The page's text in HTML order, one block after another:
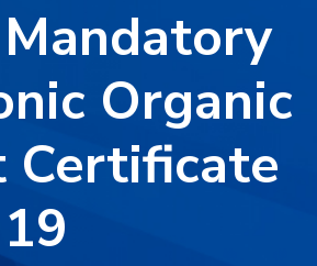
Organic
Certificate